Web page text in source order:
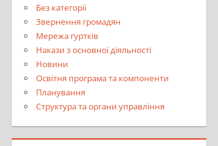
Без категорії
Звернення громадян
Мережа гуртків
Накази з основної діяльності
Новини
Освітня програма та компоненти
Планування
Структура та органи управління